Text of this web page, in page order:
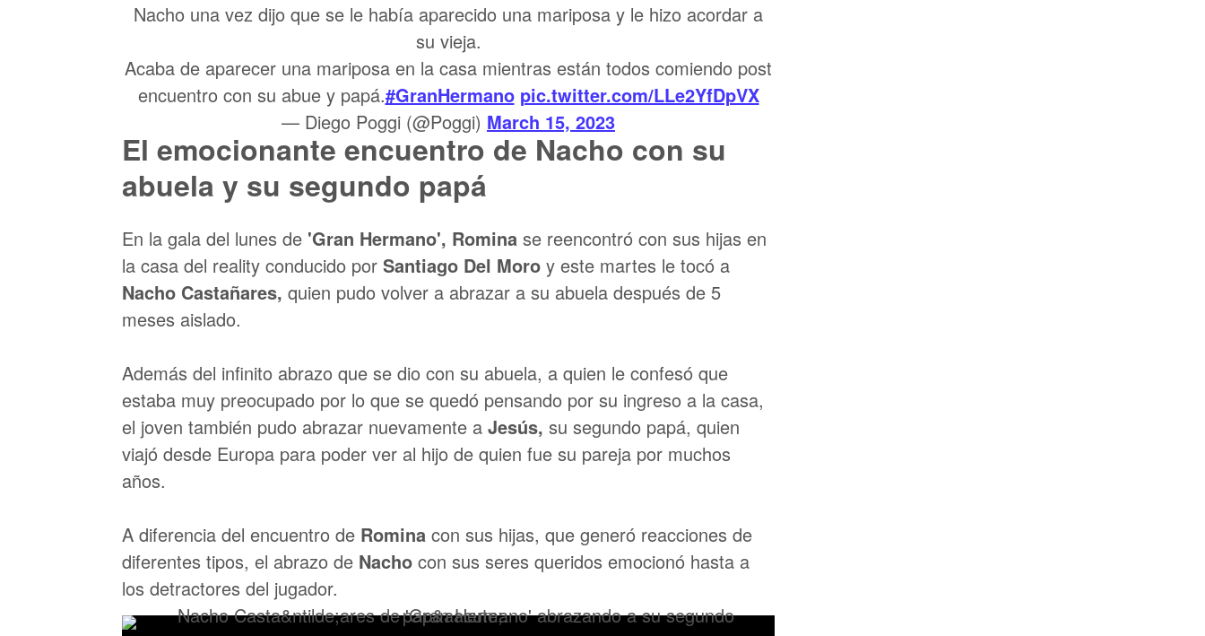
Nacho una vez dijo que se le había aparecido una mariposa y le hizo acordar a
su vieja.
Acaba de aparecer una mariposa en la casa mientras están todos comiendo post
encuentro con su abue y papá.#GranHermano pic.twitter.com/LLe2YfDpVX
— Diego Poggi (@Poggi) March 15, 2023
El emocionante encuentro de Nacho con su
abuela y su segundo papá
En la gala del lunes de 'Gran Hermano', Romina se reencontró con sus hijas en
la casa del reality conducido por Santiago Del Moro y este martes le tocó a
Nacho Castañares, quien pudo volver a abrazar a su abuela después de 5
meses aislado.
Además del infinito abrazo que se dio con su abuela, a quien le confesó que
estaba muy preocupado por lo que se quedó pensando por su ingreso a la casa,
el joven también pudo abrazar nuevamente a Jesús, su segundo papá, quien
viajó desde Europa para poder ver al hijo de quien fue su pareja por muchos
años.
A diferencia del encuentro de Romina con sus hijas, que generó reacciones de
diferentes tipos, el abrazo de Nacho con sus seres queridos emocionó hasta a
los detractores del jugador.